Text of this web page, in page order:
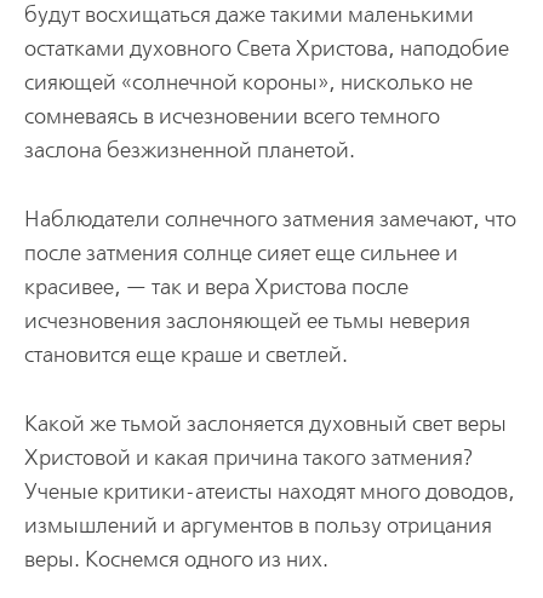
будут восхищаться даже такими маленькими
остатками духовного Света Христова, наподобие
сияющей «солнечной короны», нисколько не
сомневаясь в исчезновении всего темного
заслона безжизненной планетой.
Наблюдатели солнечного затмения замечают, что
после затмения солнце сияет еще сильнее и
красивее, — так и вера Христова после
исчезновения заслоняющей ее тьмы неверия
становится еще краше и светлей.
Какой же тьмой заслоняется духовный свет веры
Христовой и какая причина такого затмения?
Ученые критики-атеисты находят много доводов,
измышлений и аргументов в пользу отрицания
веры. Коснемся одного из них.